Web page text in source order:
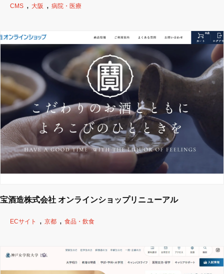
CMS 大阪 病院・医療
宝酒造株式会社 オンラインショップリニューアル
ECサイト 京都 食品・飲食